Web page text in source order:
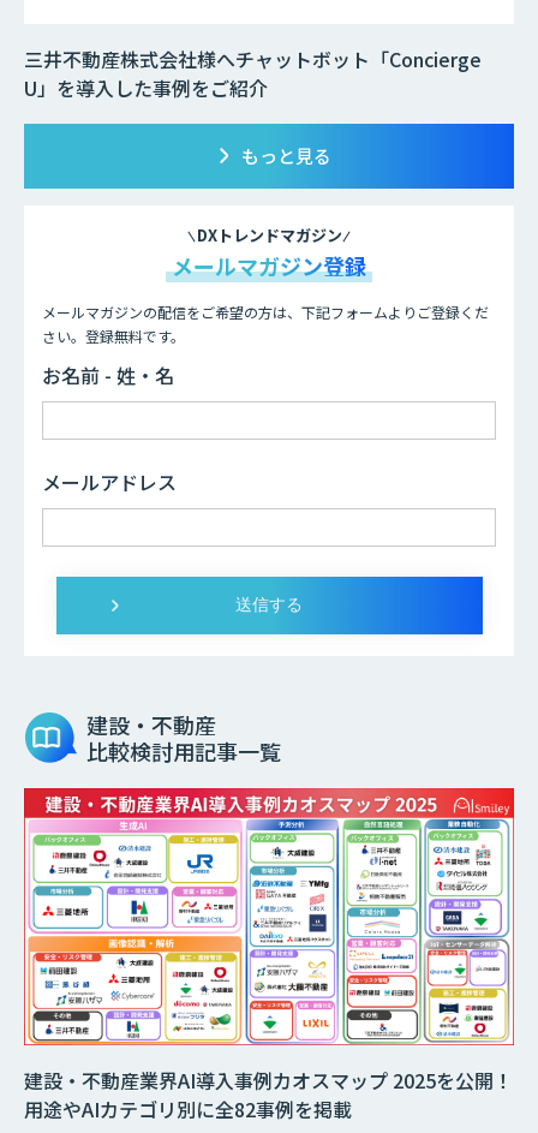
三井不動産株式会社様へチャットボット「Concierge
U」を導入した事例をご紹介
もっと見る
DXトレンドマガジン
メールマガジン登録
メールマガジンの配信をご希望の方は、下記フォームよりご登録くだ
さい。登録無料です。
お名前 - 姓・名
メールアドレス
建設・不動産
比較検討用記事一覧
建設・不動産業界AI導入事例カオスマップ 2025を公開！
用途やAIカテゴリ別に全82事例を掲載